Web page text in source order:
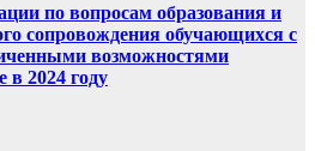
по вопросам образования и
сопровождения обучающихся с
возможностями
в 2024 году